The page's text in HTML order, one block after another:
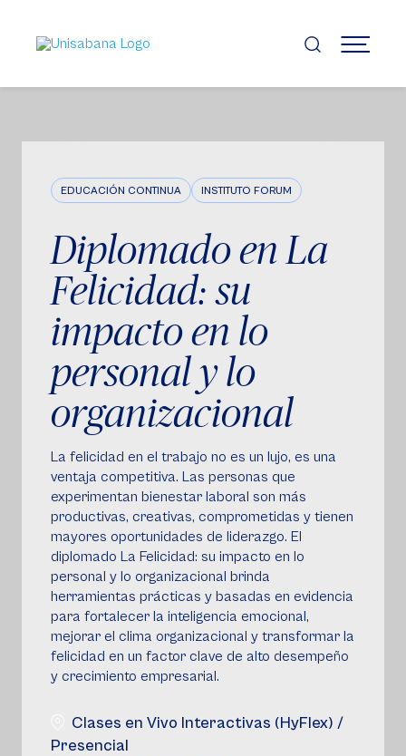
contenido
principal
MENÚ
EDUCACIÓN CONTINUA INSTITUTO FORUM
Diplomado en La
Felicidad: su
impacto en lo
personal y lo
organizacional
La felicidad en el trabajo no es un lujo, es una
ventaja competitiva. Las personas que
experimentan bienestar laboral son más
productivas, creativas, comprometidas y tienen
mayores oportunidades de liderazgo. El
diplomado La Felicidad: su impacto en lo
personal y lo organizacional brinda
herramientas prácticas y basadas en evidencia
para fortalecer la inteligencia emocional,
mejorar el clima organizacional y transformar la
felicidad en un factor clave de alto desempeño
y crecimiento empresarial.
Clases en Vivo Interactivas (HyFlex) /
Presencial